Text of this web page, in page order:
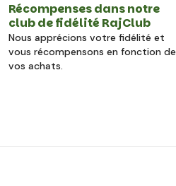
Récompenses dans notre
club de fidélité RajClub
Nous apprécions votre fidélité et
vous récompensons en fonction de
vos achats.